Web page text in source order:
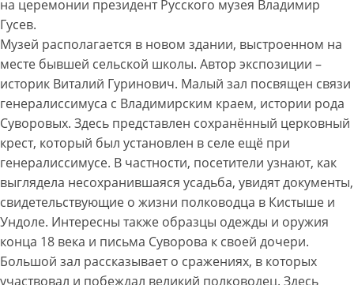
на церемонии президент Русского музея Владимир
Гусев.
Музей располагается в новом здании, выстроенном на
месте бывшей сельской школы. Автор экспозиции –
историк Виталий Гуринович. Малый зал посвящен связи
генералиссимуса с Владимирским краем, истории рода
Суворовых. Здесь представлен сохранённый церковный
крест, который был установлен в селе ещё при
генералиссимусе. В частности, посетители узнают, как
выглядела несохранившаяся усадьба, увидят документы,
свидетельствующие о жизни полководца в Кистыше и
Ундоле. Интересны также образцы одежды и оружия
конца 18 века и письма Суворова к своей дочери.
Большой зал рассказывает о сражениях, в которых
участвовал и побеждал великий полководец. Здесь